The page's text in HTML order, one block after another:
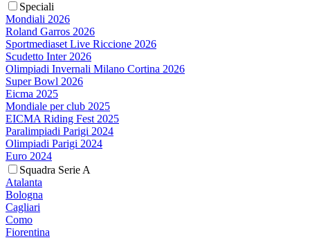
Speciali
Mondiali 2026
Roland Garros 2026
Sportmediaset Live Riccione 2026
Scudetto Inter 2026
Olimpiadi Invernali Milano Cortina 2026
Super Bowl 2026
Eicma 2025
Mondiale per club 2025
EICMA Riding Fest 2025
Paralimpiadi Parigi 2024
Olimpiadi Parigi 2024
Euro 2024
Squadra Serie A
Atalanta
Bologna
Cagliari
Como
Fiorentina